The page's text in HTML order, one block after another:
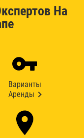
На
Варианты
Аренды